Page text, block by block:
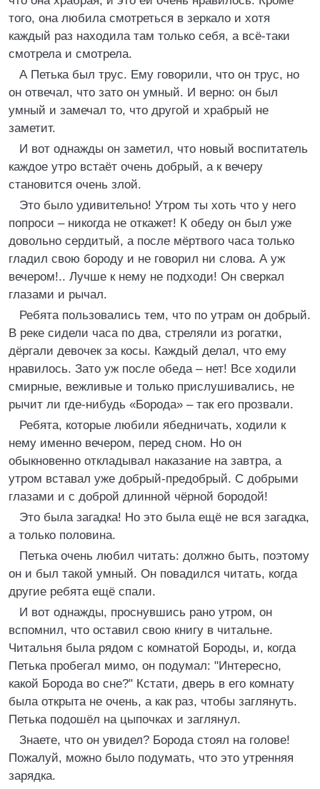
того, она любила смотреться в зеркало и хотя
каждый раз находила там только себя, а всё-таки
смотрела и смотрела.
А Петька был трус. Ему говорили, что он трус, но
он отвечал, что зато он умный. И верно: он был
умный и замечал то, что другой и храбрый не
заметит.
И вот однажды он заметил, что новый воспитатель
каждое утро встаёт очень добрый, а к вечеру
становится очень злой.
Это было удивительно! Утром ты хоть что у него
попроси – никогда не откажет! К обеду он был уже
довольно сердитый, а после мёртвого часа только
гладил свою бороду и не говорил ни слова. А уж
вечером!.. Лучше к нему не подходи! Он сверкал
глазами и рычал.
Ребята пользовались тем, что по утрам он добрый.
В реке сидели часа по два, стреляли из рогатки,
дёргали девочек за косы. Каждый делал, что ему
нравилось. Зато уж после обеда – нет! Все ходили
смирные, вежливые и только прислушивались, не
рычит ли где-нибудь «Борода» – так его прозвали.
Ребята, которые любили ябедничать, ходили к
нему именно вечером, перед сном. Но он
обыкновенно откладывал наказание на завтра, а
утром вставал уже добрый-предобрый. С добрыми
глазами и с доброй длинной чёрной бородой!
Это была загадка! Но это была ещё не вся загадка,
а только половина.
Петька очень любил читать: должно быть, поэтому
он и был такой умный. Он повадился читать, когда
другие ребята ещё спали.
И вот однажды, проснувшись рано утром, он
вспомнил, что оставил свою книгу в читальне.
Читальня была рядом с комнатой Бороды, и, когда
Петька пробегал мимо, он подумал: "Интересно,
какой Борода во сне?" Кстати, дверь в его комнату
была открыта не очень, а как раз, чтобы заглянуть.
Петька подошёл на цыпочках и заглянул.
Знаете, что он увидел? Борода стоял на голове!
Пожалуй, можно было подумать, что это утренняя
зарядка.